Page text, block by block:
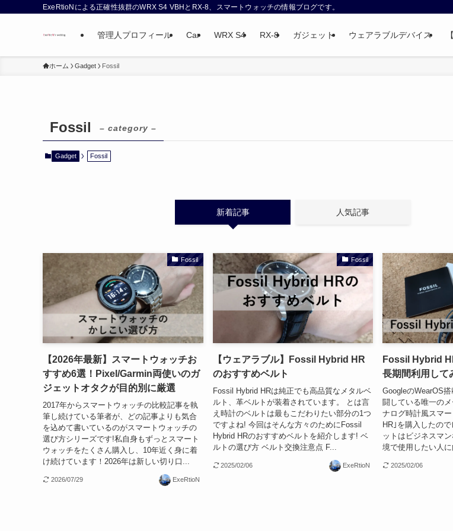
ExeRtioNによる正確性抜群のWRX S4 VBHとRX-8、スマートウォッチの情報ブログです。
管理人プロフィール Car WRX S4 RX-8 ガジェット ウェアラブルデバイス
ホーム Gadget Fossil
Fossil – category –
Gadget Fossil
新着記事 人気記事
Fossil
【2026年最新】スマートウォッチお
すすめ6選！Pixel/Garmin両使いのガ
ジェットオタクが目的別に厳選
2017年からスマートウォッチの比較記事を執
筆し続けている筆者が、どの記事よりも気合
を込めて書いているのがスマートウォッチの
選び方シリーズです!私自身もずっとスマート
ウォッチをたくさん購入し、10年近く身に着
け続けています！2026年は新しい切り口...
2026/07/29 ExeRtioN
Fossil
【ウェアラブル】Fossil Hybrid HR
のおすすめベルト
Fossil Hybrid HRは純正でも高品質なメタルベ
ルト、革ベルトが装着されています。 とは言
え時計のベルトは最もこだわりたい部分の1つ
ですよね! 今回はそんな方々のためにFossil
Hybrid HRのおすすめベルトを紹介します! ベ
ルトの選び方 ベルト交換注意点 F...
2025/02/06 ExeRtioN
Fossil Hybrid
長期間利用して
GoogleのWearOS
闘している唯一の
ナログ時計風スマ
HR｣を購入したの
ットはビジネスマ
境で使用したい人に
2025/02/06